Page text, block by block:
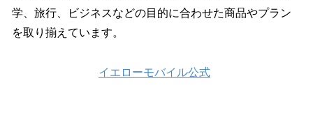
学、旅行、ビジネスなどの目的に合わせた商品やプラン
を取り揃えています。
イエローモバイル公式